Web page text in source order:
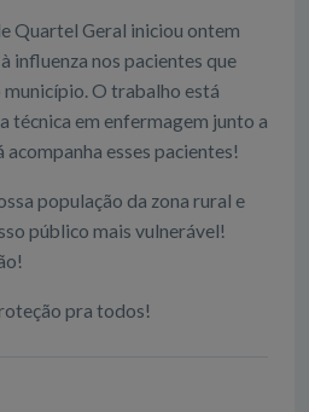
Quartel Geral iniciou ontem
influenza nos pacientes que
O trabalho está
técnica em enfermagem junto a
acompanha esses pacientes!
população da zona rural e
público mais vulnerável!
pra todos!